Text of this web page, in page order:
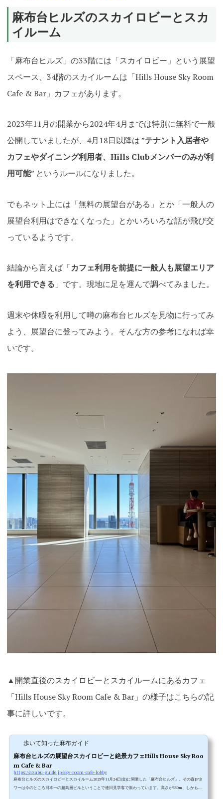
麻布台ヒルズのスカイロビーとスカ
イルーム
「麻布台ヒルズ」の33階には 「スカイロビー」という展望
スペース、34階のスカイルームは「Hills House Sky Room
Cafe & Bar」カフェがあります。
2023年11月の開業から2024年4月までは特別に無料で一般
公開していましたが、4月18日以降は ”テナント入居者や
カフェやダイニング利用者、Hills Clubメンバーのみが利
用可能” というルールになりました。
でもネット上には「無料の展望台がある」とか「一般人の
展望台利用はできなくなった」とかいろいろな話が飛び交
っているようです。
結論から言えば「カフェ利用を前提に一般人も展望エリア
を利用できる 」です。現地に足を運んで調べてみました。
週末や休暇を利用して噂の麻布台ヒルズを見物に行ってみ
よう、展望台に登ってみよう。そんな方の参考になれば幸
いです。
▲開業直後のスカイロビーとスカイルームにあるカフェ
「Hills House Sky Room Cafe & Bar」の様子はこちらの記
事に詳しいです。
歩いて知った麻布ガイド
麻布台ヒルズの展望台スカイロビーと絶景カフェHills House Sky Roo
m Cafe & Bar
https://azabu-guide.jp/sky-room-cafe-lobby
麻布台ヒルズのスカイロビーとスカイルーム2023年11月24日(金)に開業した「麻布台ヒルズ」。その森JPタ
ワーは今のところ日本一の超高層ビルということで連日見学客で賑わっています。高さが330m、しかも麻